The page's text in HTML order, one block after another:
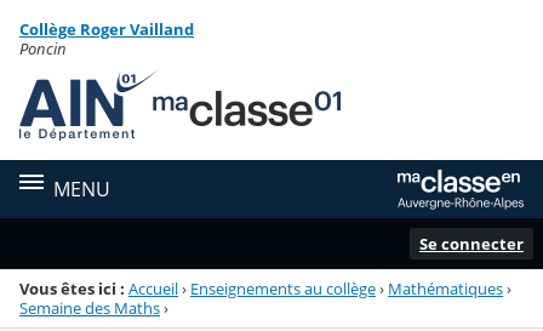
Menu de la rubrique
Contenu
Collège Roger Vailland
Poncin
MENU
Se connecter
Vous êtes ici : Accueil› Enseignements au collège› Mathématiques›
Semaine des Maths›